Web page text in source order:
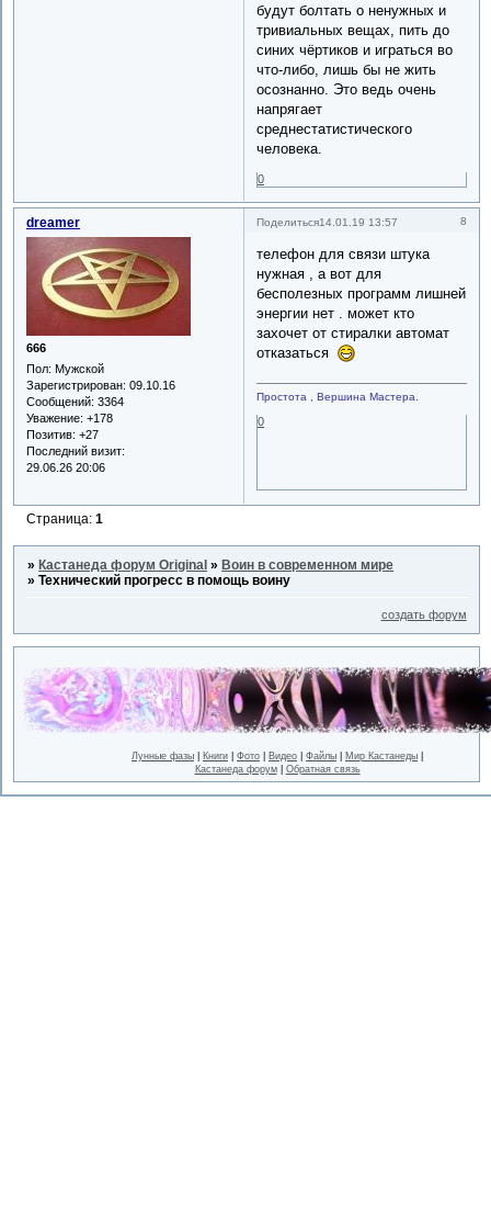
будут болтать о ненужных и
тривиальных вещах, пить до
синих чёртиков и играться во
что-либо, лишь бы не жить
осознанно. Это ведь очень
напрягает
среднестатистического
человека.
0
Поделиться 8
14.01.19 13:57
dreamer
666
Пол: Мужской
Зарегистрирован: 09.10.16
Сообщений: 3364
Уважение: +178
Позитив: +27
Последний визит:
29.06.26 20:06
телефон для связи штука
нужная , а вот для
бесполезных программ лишней
энергии нет . может кто
захочет от стиралки автомат
отказаться
Простота , Вершина Мастера.
0
Страница:1
»Кастанеда форум Original »Воин в современном мире
»Технический прогресс в помощь воину
создать форум
Лунные фазы Книги Фото Видео Файлы Мир Кастанеды
Кастанеда форум| Обратная связь